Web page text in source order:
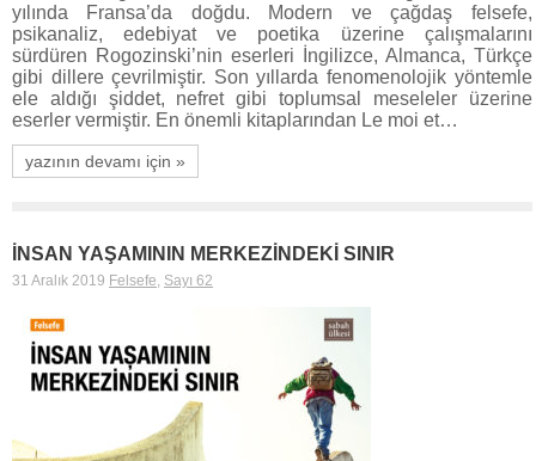
yılında Fransa’da doğdu. Modern ve çağdaş felsefe,
psikanaliz, edebiyat ve poetika üzerine çalışmalarını
sürdüren Rogozinski’nin eserleri İngilizce, Almanca, Türkçe
gibi dillere çevrilmiştir. Son yıllarda fenomenolojik yöntemle
ele aldığı şiddet, nefret gibi toplumsal meseleler üzerine
eserler vermiştir. En önemli kitaplarından Le moi et…
yazının devamı için »
İNSAN YAŞAMININ MERKEZİNDEKİ SINIR
31 Aralık 2019 Felsefe, Sayı 62